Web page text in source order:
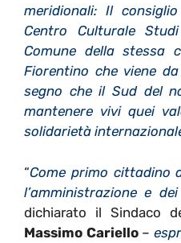
meridionali: Il
Centro Culturale
Comune della stessa
Fiorentino che viene
segno che il Sud del
mantenere vivi quei
solidarietà
“Come primo cittadino
l’amministrazione e
dichiarato il Sindaco
Massimo Cariello–